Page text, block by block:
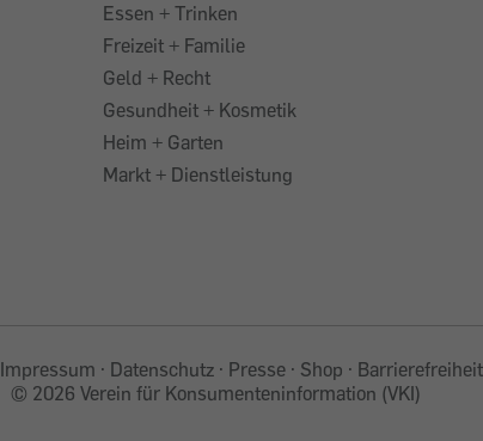
Essen + Trinken
Freizeit + Familie
Geld + Recht
Gesundheit + Kosmetik
Heim + Garten
Markt + Dienstleistung
Impressum Datenschutz Presse Shop
Barrierefreiheit
© 2026 Verein für Konsumenteninformation (VKI)